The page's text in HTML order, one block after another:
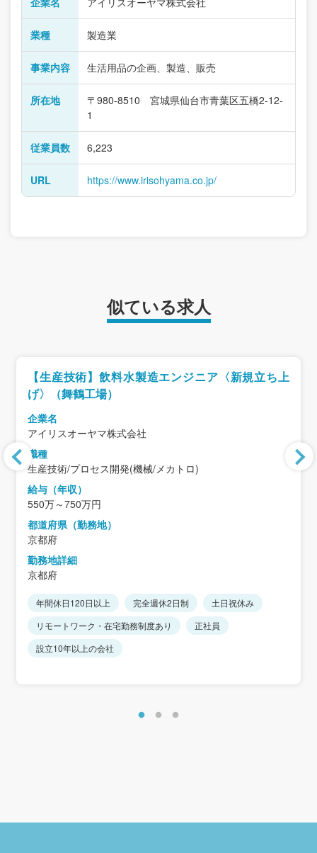
業種 製造業
事業内容 生活用品の企画、製造、販売
所在地
〒980-8510 宮城県仙台市青葉区五橋2-12-
1
従業員数 6,223
URL https://www.irisohyama.co.jp/
似ている求人
【生産技術】飲料水製造エンジニア〈新規立ち上
げ〉（舞鶴工場）
企業名
アイリスオーヤマ株式会社
職種
生産技術/プロセス開発(機械/メカトロ)
給与（年収）
550万～750万円
都道府県（勤務地）
京都府
勤務地詳細
京都府
年間休日120日以上 完全週休2日制
土日祝休み
リモートワーク・在宅勤務制度あり
正社員
設立10年以上の会社